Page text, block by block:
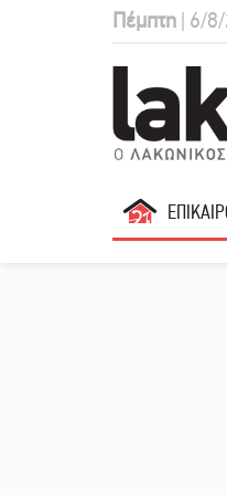
Πέμπτη | 6/